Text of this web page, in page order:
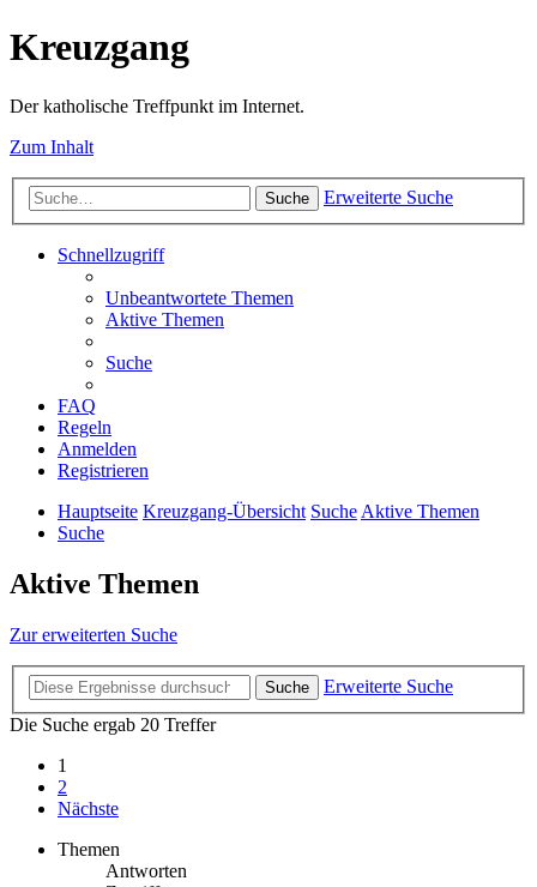
Kreuzgang
Der katholische Treffpunkt im Internet.
Zum Inhalt
Suche Erweiterte Suche
Schnellzugriff
Unbeantwortete Themen
Aktive Themen
Suche
FAQ
Regeln
Anmelden
Registrieren
Hauptseite Kreuzgang-Übersicht SucheAktive Themen
Suche
Aktive Themen
Zur erweiterten Suche
Suche
Erweiterte Suche
Die Suche ergab 20 Treffer
1
2
Nächste
Themen
Antworten